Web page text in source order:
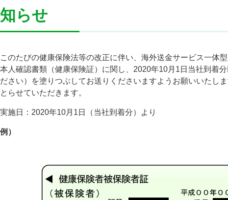
知らせ
このたびの健康保険法等の改正に伴い、海外送金サービス一体
本人確認書類（健康保険証）に関し、2020年10月1日当社到着
ださい）を塗りつぶしてお送りくださいますようお願いいたし
とらせていただきます。
実施日：2020年10月1日（当社到着分）より
例）